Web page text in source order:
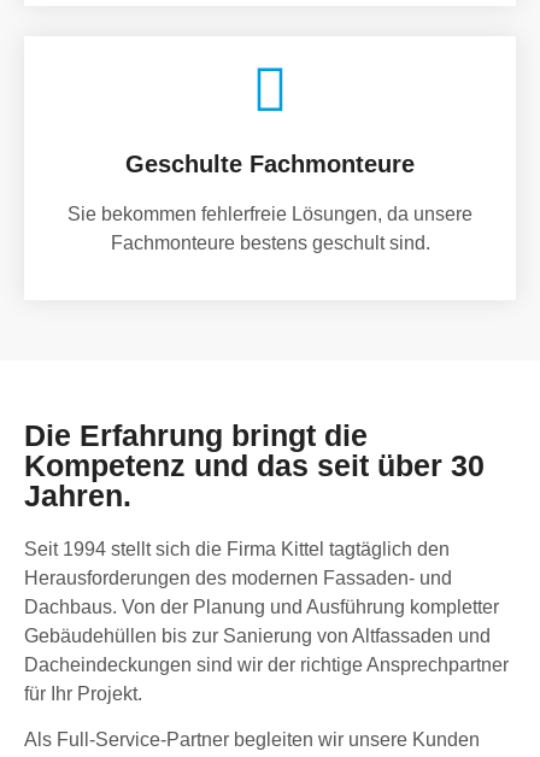
Geschulte Fachmonteure
Sie bekommen fehlerfreie Lösungen, da unsere
Fachmonteure bestens geschult sind.
Die Erfahrung bringt die
Kompetenz und das seit über 30
Jahren.
Seit 1994 stellt sich die Firma Kittel tagtäglich den
Herausforderungen des modernen Fassaden- und
Dachbaus. Von der Planung und Ausführung kompletter
Gebäudehüllen bis zur Sanierung von Altfassaden und
Dacheindeckungen sind wir der richtige Ansprechpartner
für Ihr Projekt.
Als Full-Service-Partner begleiten wir unsere Kunden